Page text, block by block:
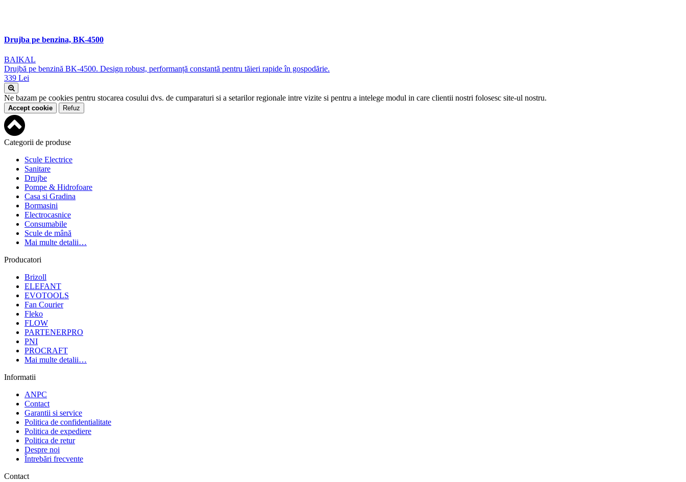
Drujba pe benzina, BK-4500
BAIKAL
Drujbă pe benzină BK-4500. Design robust, performanță constantă pentru tăieri rapide în gospodărie.
339 Lei
Ne bazam pe cookies pentru stocarea cosului dvs. de cumparaturi si a setarilor regionale intre vizite si pentru a intelege modul in care clientii nostri folosesc site-ul nostru.
Accept cookie Refuz
Categorii de produse
Scule Electrice
Sanitare
Drujbe
Pompe & Hidrofoare
Casa si Gradina
Bormasini
Electrocasnice
Consumabile
Scule de mână
Mai multe detalii…
Producatori
Brizoll
ELEFANT
EVOTOOLS
Fan Courier
Fleko
FLOW
PARTENERPRO
PNI
PROCRAFT
Mai multe detalii…
Informatii
ANPC
Contact
Garantii si service
Politica de confidentialitate
Politica de expediere
Politica de retur
Despre noi
Întrebări frecvente
Contact